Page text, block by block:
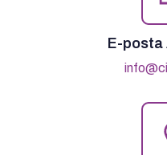
E-posta